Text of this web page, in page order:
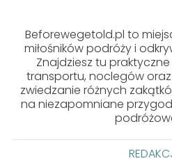
Beforewegetold.pl to
miłośników podróży i
Znajdziesz tu
transportu, noclegów
zwiedzanie różnych
na niezapomniane